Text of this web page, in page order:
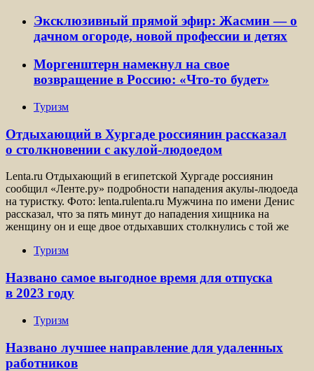
Эксклюзивный прямой эфир: Жасмин — о
дачном огороде, новой профессии и детях
Моргенштерн намекнул на свое
возвращение в Россию: «Что-то будет»
Туризм
Отдыхающий в Хургаде россиянин рассказал
о столкновении с акулой-людоедом
Lenta.ru Отдыхающий в египетской Хургаде россиянин
сообщил «Ленте.ру» подробности нападения акулы-людоеда
на туристку. Фото: lenta.rulenta.ru Мужчина по имени Денис
рассказал, что за пять минут до нападения хищника на
женщину он и еще двое отдыхавших столкнулись с той же
Туризм
Названо самое выгодное время для отпуска
в 2023 году
Туризм
Названо лучшее направление для удаленных
работников